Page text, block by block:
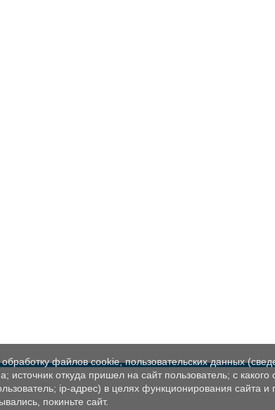
файлов cookie, пользовательских данных
источник откуда пришел на сайт пользователь; с
ip-адрес) в целях функционирования сайта и
покиньте сайт.